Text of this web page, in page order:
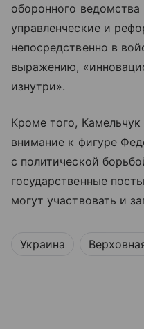
оборонного
управленческие и
непосредственно в
выражению,
изнутри».
Кроме того,
внимание к фигуре
с политической
государственные
могут участвовать и
Украина